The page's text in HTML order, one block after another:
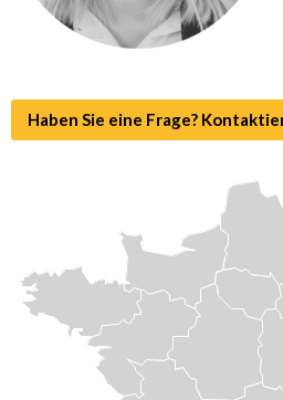
Haben Sie eine Frage?